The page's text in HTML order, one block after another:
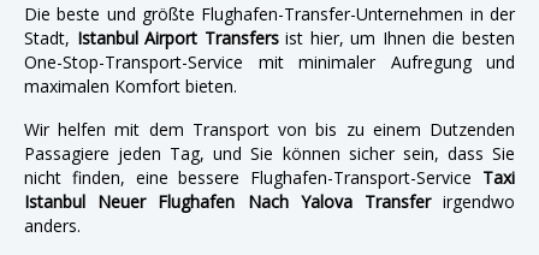
Die beste und größte Flughafen-Transfer-Unternehmen in der
Stadt, Istanbul Airport Transfersist hier, um Ihnen die besten
One-Stop-Transport-Service mit minimaler Aufregung und
maximalen Komfort bieten.
Wir helfen mit dem Transport von bis zu einem Dutzenden
Passagiere jeden Tag, und Sie können sicher sein, dass Sie
nicht finden, eine bessere Flughafen-Transport-Service Taxi
Istanbul Neuer Flughafen Nach Yalova Transferirgendwo
anders.